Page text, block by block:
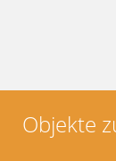
Objekte